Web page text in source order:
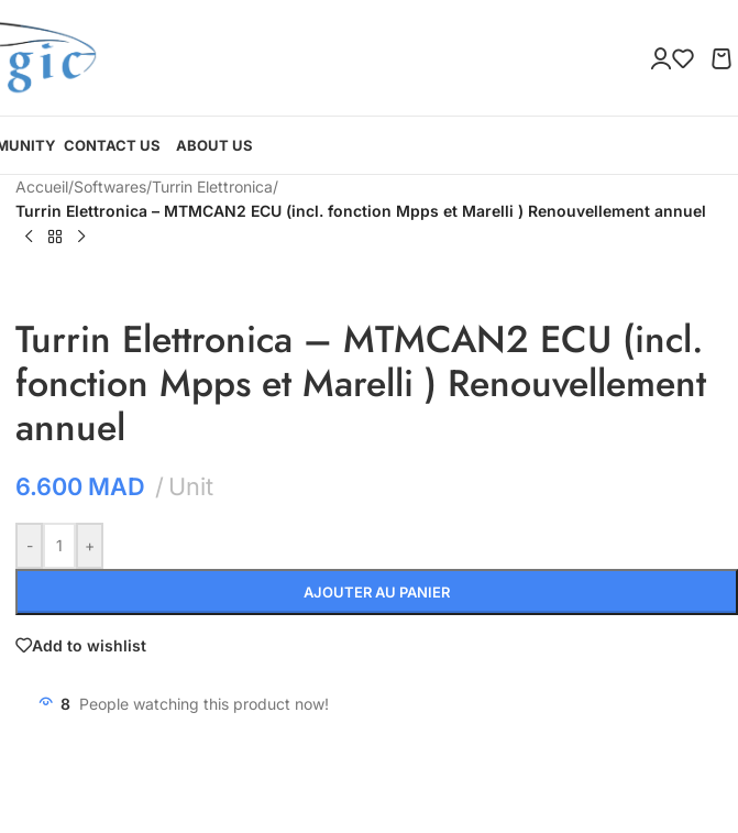
CONTACT US ABOUT US
Accueil/Softwares/Turrin Elettronica/
Turrin Elettronica – MTMCAN2 ECU (incl. fonction Mpps et Marelli ) Renouvellement annuel
Turrin Elettronica – MTMCAN2 ECU (incl.
fonction Mpps et Marelli ) Renouvellement
annuel
6.600 MAD Unit
- +
AJOUTER AU PANIER
Add to wishlist
8 People watching this product now!